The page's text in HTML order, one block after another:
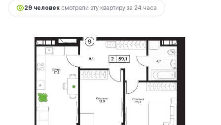
29 человек смотрели эту квартиру за 24 часа